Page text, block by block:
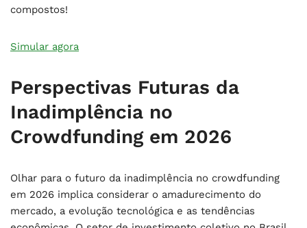
compostos!
Simular agora
Perspectivas Futuras da
Inadimplência no
Crowdfunding em 2026
Olhar para o futuro da inadimplência no crowdfunding
em 2026 implica considerar o amadurecimento do
mercado, a evolução tecnológica e as tendências